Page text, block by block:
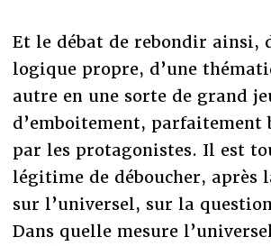
Et le débat de rebondir ainsi,
logique propre, d’une
autre en une sorte de grand
d’emboitement, parfaitement
par les protagonistes. Il est
légitime de déboucher, après
sur l’universel, sur la
Dans quelle mesure